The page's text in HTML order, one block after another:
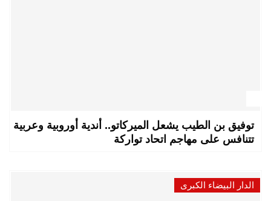
توفيق بن الطيب يشعل الميركاتو.. أندية أوروبية وعربية
تتنافس على مهاجم اتحاد تواركة
الدار البيضاء الكبرى